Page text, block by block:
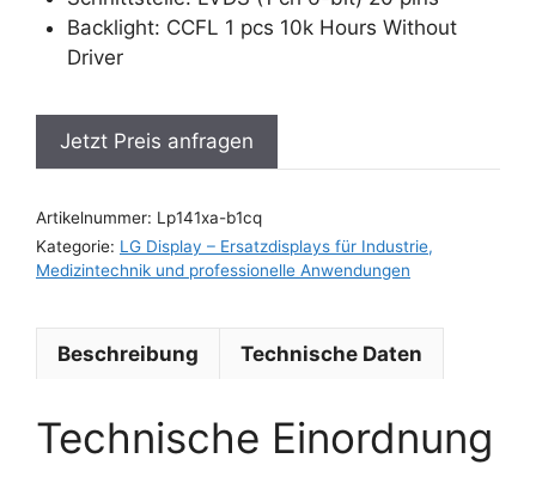
Backlight: CCFL 1 pcs 10k Hours Without
Driver
Jetzt Preis anfragen
Artikelnummer: Lp141xa-b1cq
Kategorie: LG Display – Ersatzdisplays für Industrie,
Medizintechnik und professionelle Anwendungen
Beschreibung Technische Daten
Technische Einordnung